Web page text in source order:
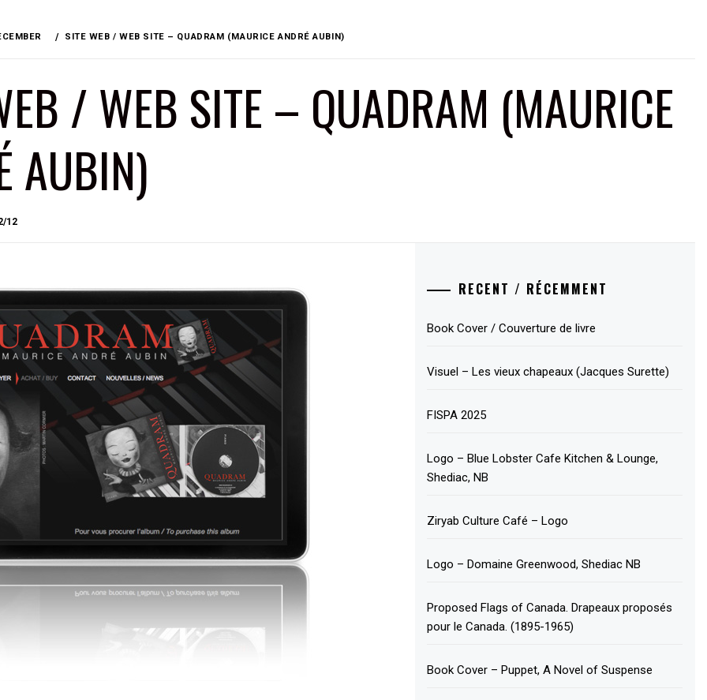
SITE WEB / WEB SITE – QUADRAM (MAURICE ANDRÉ AUBIN)
/ WEB SITE – QUADRAM (MAURICE
AUBIN)
12
RECENT / RÉCEMMENT
Book Cover / Couverture de livre
Visuel – Les vieux chapeaux (Jacques Surette)
FISPA 2025
Logo – Blue Lobster Cafe Kitchen & Lounge,
Shediac, NB
Ziryab Culture Café – Logo
Logo – Domaine Greenwood, Shediac NB
Proposed Flags of Canada. Drapeaux proposés
pour le Canada. (1895-1965)
Book Cover – Puppet, A Novel of Suspense